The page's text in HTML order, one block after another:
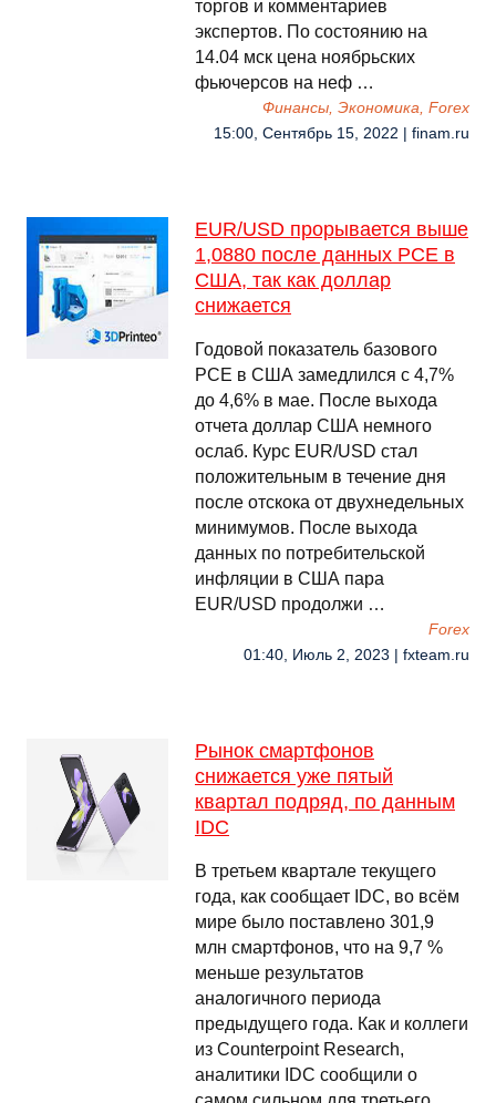
торгов и комментариев
экспертов. По состоянию на
14.04 мск цена ноябрьских
фьючерсов на неф …
Финансы, Экономика, Forex
15:00, Сентябрь 15, 2022 | finam.ru
EUR/USD прорывается выше
1,0880 после данных PCE в
США, так как доллар
снижается
Годовой показатель базового
PCE в США замедлился с 4,7%
до 4,6% в мае. После выхода
отчета доллар США немного
ослаб. Курс EUR/USD стал
положительным в течение дня
после отскока от двухнедельных
минимумов. После выхода
данных по потребительской
инфляции в США пара
EUR/USD продолжи …
Forex
01:40, Июль 2, 2023 | fxteam.ru
Рынок смартфонов
снижается уже пятый
квартал подряд, по данным
IDC
В третьем квартале текущего
года, как сообщает IDC, во всём
мире было поставлено 301,9
млн смартфонов, что на 9,7 %
меньше результатов
аналогичного периода
предыдущего года. Как и коллеги
из Counterpoint Research,
аналитики IDC сообщили о